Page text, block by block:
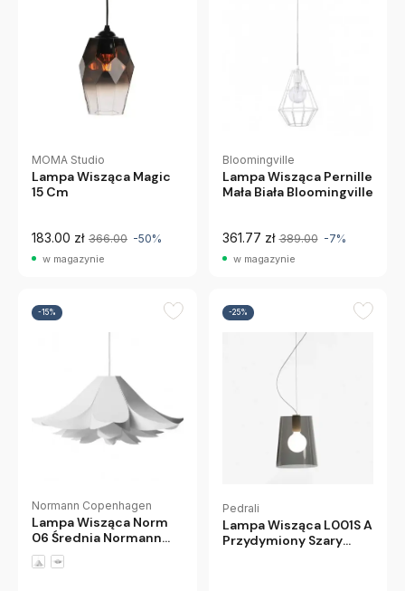
MOMA Studio
Lampa Wisząca Magic
15 Cm
183.00 zł 366.00 -50%
w magazynie
Bloomingville
Lampa Wisząca Pernille
Mała Biała Bloomingville
361.77 zł 389.00 -7%
w magazynie
-15%
Normann Copenhagen
Lampa Wisząca Norm
06 Średnia Normann
Copenhagen
-25%
Pedrali
Lampa Wisząca L001S A
Przydymiony Szary